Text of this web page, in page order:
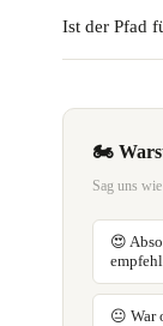
Ist der Pfad
🏍️
Sag uns
😍
😐 War